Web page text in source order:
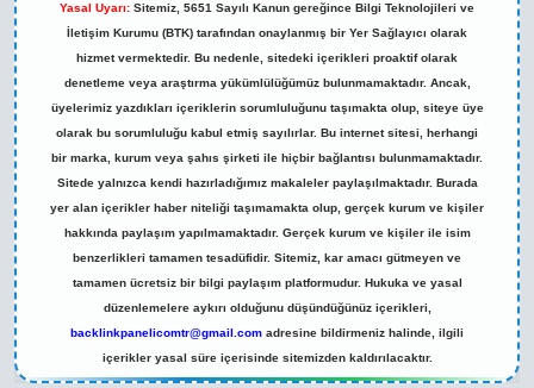
Yasal Uyarı: Sitemiz, 5651 Sayılı Kanun gereğince Bilgi Teknolojileri ve
İletişim Kurumu (BTK) tarafından onaylanmış bir Yer Sağlayıcı olarak
hizmet vermektedir. Bu nedenle, sitedeki içerikleri proaktif olarak
denetleme veya araştırma yükümlülüğümüz bulunmamaktadır. Ancak,
üyelerimiz yazdıkları içeriklerin sorumluluğunu taşımakta olup, siteye üye
olarak bu sorumluluğu kabul etmiş sayılırlar. Bu internet sitesi, herhangi
bir marka, kurum veya şahıs şirketi ile hiçbir bağlantısı bulunmamaktadır.
Sitede yalnızca kendi hazırladığımız makaleler paylaşılmaktadır. Burada
yer alan içerikler haber niteliği taşımamakta olup, gerçek kurum ve kişiler
hakkında paylaşım yapılmamaktadır. Gerçek kurum ve kişiler ile isim
benzerlikleri tamamen tesadüfidir. Sitemiz, kar amacı gütmeyen ve
tamamen ücretsiz bir bilgi paylaşım platformudur. Hukuka ve yasal
düzenlemelere aykırı olduğunu düşündüğünüz içerikleri,
backlinkpanelicomtr@gmail.com adresine bildirmeniz halinde, ilgili
içerikler yasal süre içerisinde sitemizden kaldırılacaktır.